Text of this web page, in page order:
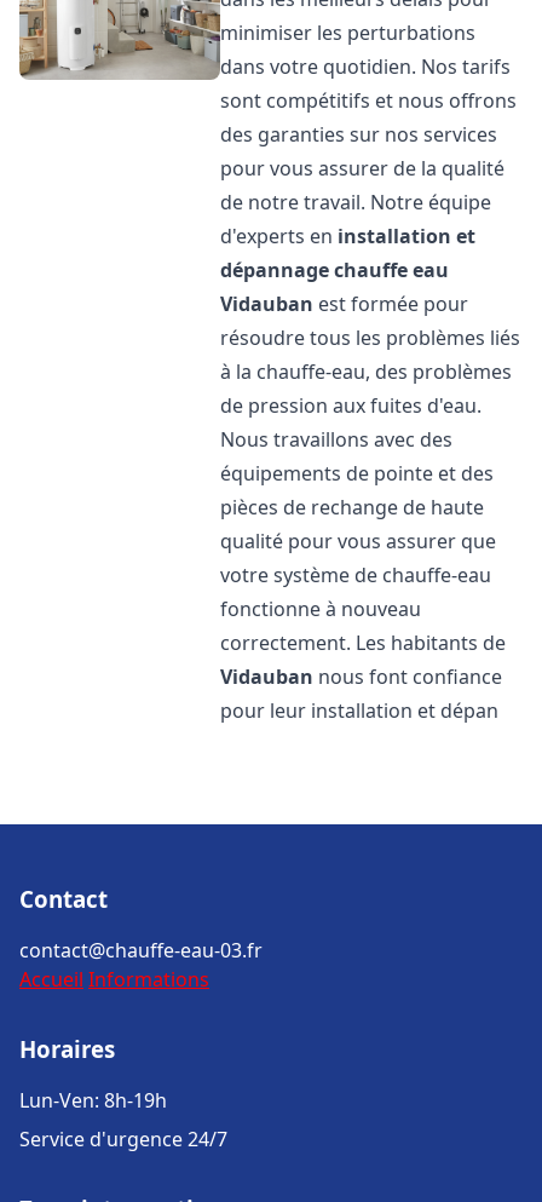
minimiser les perturbations
dans votre quotidien. Nos tarifs
sont compétitifs et nous offrons
des garanties sur nos services
pour vous assurer de la qualité
de notre travail. Notre équipe
d'experts en installation et
dépannage chauffe eau
Vidauban est formée pour
résoudre tous les problèmes liés
à la chauffe-eau, des problèmes
de pression aux fuites d'eau.
Nous travaillons avec des
équipements de pointe et des
pièces de rechange de haute
qualité pour vous assurer que
votre système de chauffe-eau
fonctionne à nouveau
correctement. Les habitants de
Vidauban nous font confiance
pour leur installation et dépan
Contact
contact@chauffe-eau-03.fr
Accueil Informations
Horaires
Lun-Ven: 8h-19h
Service d'urgence 24/7